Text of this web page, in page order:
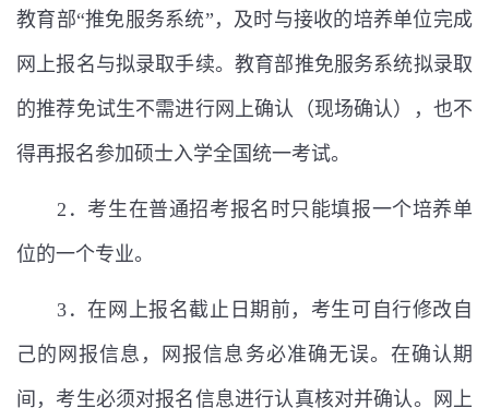
教育部“推免服务系统” ，及时与接收的培养单位完成
网上报名与拟录取手续。教育部推免服务系统拟录取
的推荐免试生不需进行网上确认（现场确认），也不
得再报名参加硕士入学全国统一考试。
2 ．考生在普通招考报名时只能填报一个培养单
位的一个专业。
3 ．在网上报名截止日期前，考生可自行修改自
己的网报信息，网报信息务必准确无误。在确认期
间，考生必须对报名信息进行认真核对并确认。网上